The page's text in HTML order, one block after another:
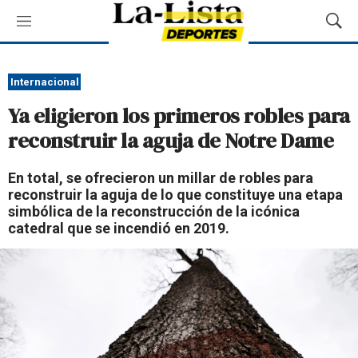
M
e
ú
M
o
a
r
B
q
d
a
Internacional
Ya eligieron los primeros robles para
reconstruir la aguja de Notre Dame
En total, se ofrecieron un millar de robles para
reconstruir la aguja de lo que constituye una etapa
simbólica de la reconstrucción de la icónica
catedral que se incendió en 2019.